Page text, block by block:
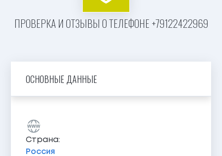
ПРОВЕРКА И ОТЗЫВЫ О ТЕЛЕФОНЕ +79122422969
ОСНОВНЫЕ ДАННЫЕ
Страна:
Россия